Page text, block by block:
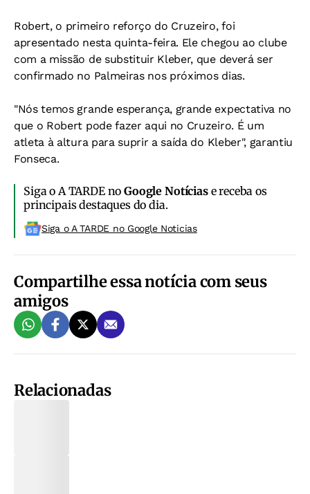
Robert, o primeiro reforço do Cruzeiro, foi
apresentado nesta quinta-feira. Ele chegou ao clube
com a missão de substituir Kleber, que deverá ser
confirmado no Palmeiras nos próximos dias.
"Nós temos grande esperança, grande expectativa no
que o Robert pode fazer aqui no Cruzeiro. É um
atleta à altura para suprir a saída do Kleber", garantiu
Fonseca.
Siga o A TARDE noGoogle Notíciase receba os
principais destaques do dia.
Siga o A TARDE no Google Noticias
Compartilhe essa notícia com seus
amigos
Relacionadas